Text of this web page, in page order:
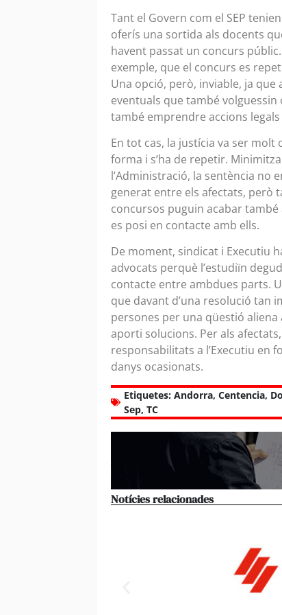
Tant el Govern com el SEP
oferís una sortida als docents
havent passat un concurs
exemple, que el concurs es
Una opció, però, inviable, ja
eventuals que també
també emprendre accions
En tot cas, la justícia va ser molt
forma i s’ha de repetir.
l’Administració, la sentència no
generat entre els afectats, però
concursos puguin acabar també
es posi en contacte amb ells.
De moment, sindicat i Executiu
advocats perquè l’estudiïn
contacte entre ambdues parts.
que davant d’una resolució tan
persones per una qüestió aliena
aporti solucions. Per als
responsabilitats a l’Executiu en
danys ocasionats.
Etiquetes: Andorra, Centencia,
Sep, TC
Notícies relacionades